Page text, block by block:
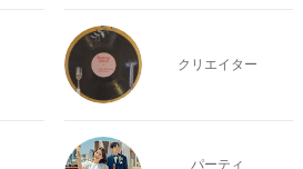
クリエイター
パーティ